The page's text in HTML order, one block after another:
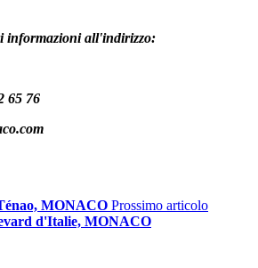
informazioni all'indirizzo:
65 76
MONACO Prossimo articolo
d'Italie, MONACO